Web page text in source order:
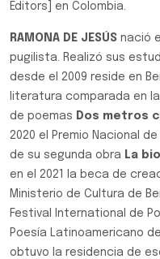
Editors] en Colombia.
RAMONA DE JESÚS nació
pugilista. Realizó sus
desde el 2009 reside en
literatura comparada en
de poemas Dos metros
2020 el Premio Nacional
de su segunda obra La
en el 2021 la beca de
Ministerio de Cultura de
Festival International de
Poesía Latinoamericano
obtuvo la residencia de